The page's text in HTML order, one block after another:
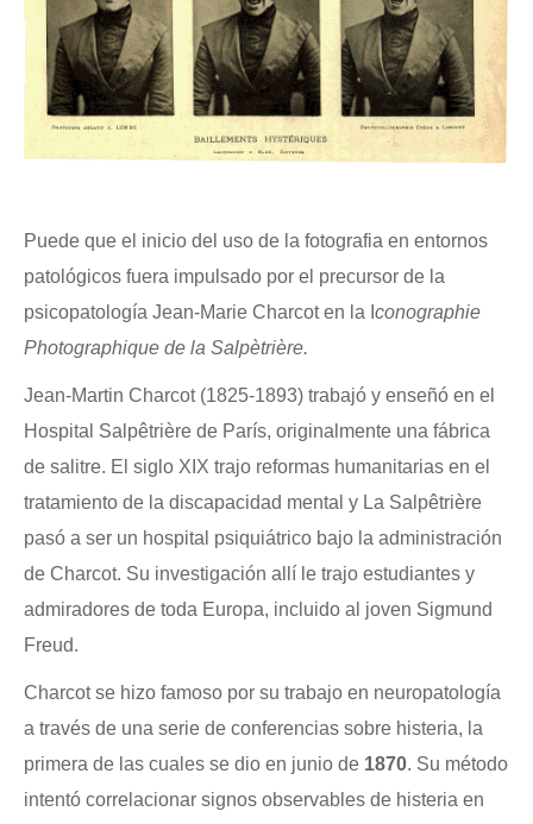
Puede que el inicio del uso de la fotografia en entornos
patológicos fuera impulsado por el precursor de la
psicopatología Jean-Marie Charcot en la I conographie
Photographique de la Salpètrière.
Jean-Martin Charcot (1825-1893) trabajó y enseñó en el
Hospital Salpêtrière de París, originalmente una fábrica
de salitre. El siglo XIX trajo reformas humanitarias en el
tratamiento de la discapacidad mental y La Salpêtrière
pasó a ser un hospital psiquiátrico bajo la administración
de Charcot. Su investigación allí le trajo estudiantes y
admiradores de toda Europa, incluido al joven Sigmund
Freud.
Charcot se hizo famoso por su trabajo en neuropatología
a través de una serie de conferencias sobre histeria, la
primera de las cuales se dio en junio de 1870. Su método
intentó correlacionar signos observables de histeria en